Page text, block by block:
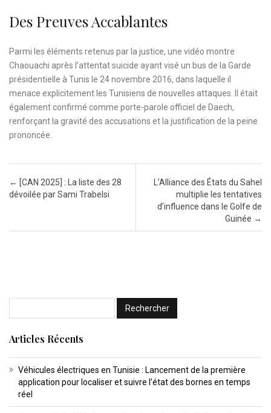
Des Preuves Accablantes
Parmi les éléments retenus par la justice, une vidéo montre
Chaouachi après l’attentat suicide ayant visé un bus de la Garde
présidentielle à Tunis le 24 novembre 2016, dans laquelle il
menace explicitement les Tunisiens de nouvelles attaques. Il était
également confirmé comme porte-parole officiel de Daech,
renforçant la gravité des accusations et la justification de la peine
prononcée.
Post navigation
← [CAN 2025] : La liste des 28
dévoilée par Sami Trabelsi
L’Alliance des États du Sahel
multiplie les tentatives
d’influence dans le Golfe de
Guinée →
Articles Récents
Véhicules électriques en Tunisie : Lancement de la première
application pour localiser et suivre l’état des bornes en temps
réel